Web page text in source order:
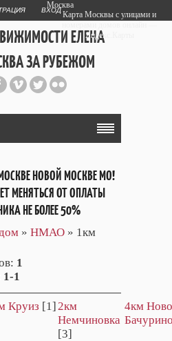
ВХОД
ЕЛЕНА
ЗА РУБЕЖОМ
эксперта автора
+7 903 708 1884
НОВОЙ МОСКВЕ МО!
МЕНЯТЬСЯ ОТ ОПЛАТЫ
НЕ БОЛЕЕ 50%
» НМАО » 1км
: 1
1-1
Круиз [1] 2км
Немчиновка
[3]
4км
Москва
Карта Москвы с улицами и
Яндекс.Карты